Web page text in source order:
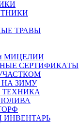
ТРАВЫ
МИЦЕЛИИ
СЕРТИФИКАТЫ
НА ЗИМУ
ИНВЕНТАРЬ